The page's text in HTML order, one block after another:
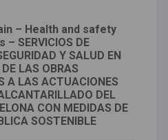
– Health and safety
SERVICIOS DE
Y SALUD EN
LAS OBRAS
A LAS ACTUACIONES
DEL
CON MEDIDAS DE
SOSTENIBLE